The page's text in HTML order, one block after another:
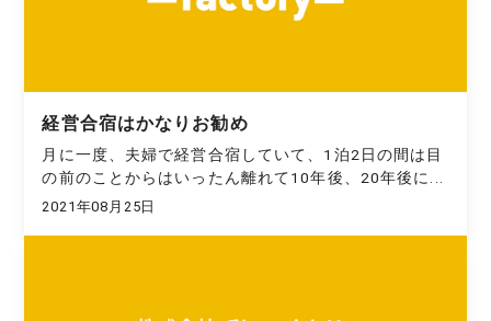
経営合宿はかなりお勧め
月に一度、夫婦で経営合宿していて、1泊2日の間は目
の前のことからはいったん離れて10年後、20年後に...
2021年08月25日